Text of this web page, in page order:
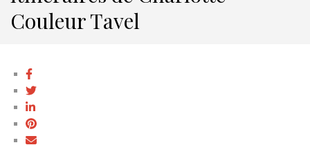
Couleur Tavel